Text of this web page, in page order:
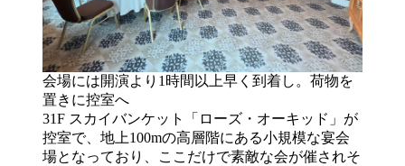
会場には開演より1時間以上早く到着し。荷物を
置きに控室へ
31F スカイバンケット「ローズ・オーキッド」が
控室で、地上100mの高層階にある小規模な宴会
場となっており、ここだけで素敵な会が催されそ